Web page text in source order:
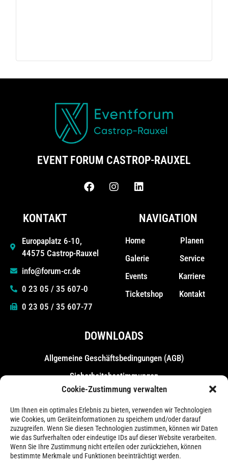
Cookie-Zustimmung verwalten
Um Ihnen ein optimales Erlebnis zu bieten, verwenden wir Technologien
wie Cookies, um Geräteinformationen zu speichern und/oder darauf
zuzugreifen. Wenn Sie diesen Technologien zustimmen, können wir Daten
wie das Surfverhalten oder eindeutige IDs auf dieser Website verarbeiten.
Wenn Sie Ihre Zustimmung nicht erteilen oder zurückziehen, können
bestimmte Merkmale und Funktionen beeinträchtigt werden.
EVENT FORUM CASTROP-RAUXEL
KONTAKT
Europaplatz 6-10,
44575 Castrop-Rauxel
info@forum-cr.de
0 23 05 / 35 607-0
0 23 05 / 35 607-77
NAVIGATION
Home
Galerie
Events
Ticketshop
Planen
Service
Karriere
Kontakt
DOWNLOADS
Allgemeine Geschäfts­bedingungen (AGB)
Sicherheitsbestimmungen
Messebestimmungen